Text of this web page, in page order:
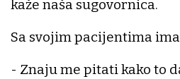
kaže naša sugovornica.
Sa svojim pacijentima
- Znaju me pitati kako to